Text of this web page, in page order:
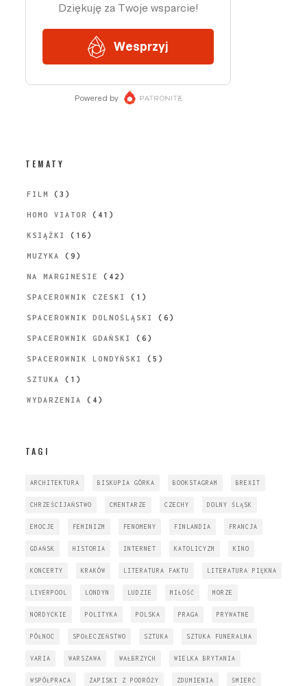
TEMATY
FILM (3)
HOMO VIATOR (41)
KSIĄŻKI (16)
MUZYKA (9)
NA MARGINESIE (42)
SPACEROWNIK CZESKI (1)
SPACEROWNIK DOLNOŚLĄSKI (6)
SPACEROWNIK GDAŃSKI (6)
SPACEROWNIK LONDYŃSKI (5)
SZTUKA (1)
WYDARZENIA (4)
TAGI
ARCHITEKTURA BISKUPIA GÓRKA BOOKSTAGRAM BREXIT
CHRZEŚCIJAŃSTWO CMENTARZE CZECHY DOLNY ŚLĄSK
EMOCJE FEMINIZM FENOMENY FINLANDIA FRANCJA
GDAŃSK HISTORIA INTERNET KATOLICYZM KINO
KONCERTY KRAKÓW LITERATURA FAKTU LITERATURA PIĘKNA
LIVERPOOL LONDYN LUDZIE MIŁOŚĆ MORZE
NORDYCKIE POLITYKA POLSKA PRAGA PRYWATNE
PÓŁNOC SPOŁECZEŃSTWO SZTUKA SZTUKA FUNERALNA
VARIA WARSZAWA WAŁBRZYCH WIELKA BRYTANIA
WSPÓŁPRACA ZAPISKI Z PODRÓŻY ZDUMIENIA ŚMIERĆ